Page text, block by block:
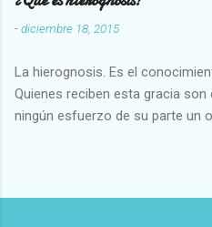
Evidente-Probable,etc b)
malvado Justo-Injusto
Armonioso-Inarmonioso 4
-diciembre 18, 2015
La hierognosis. Es el
Quienes reciben esta gracia
ningún esfuerzo de su parte un